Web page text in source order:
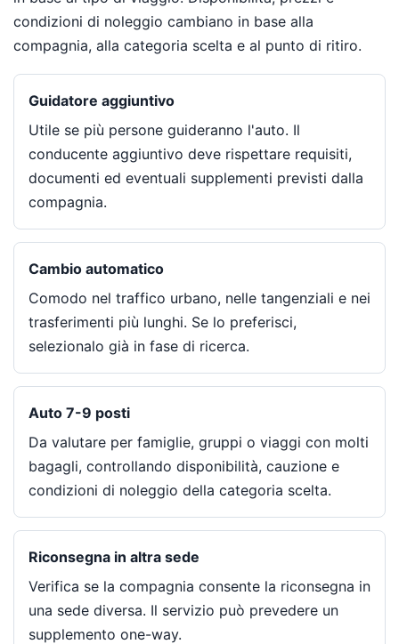
condizioni di noleggio cambiano in base alla
compagnia, alla categoria scelta e al punto di ritiro.
Guidatore aggiuntivo
Utile se più persone guideranno l'auto. Il
conducente aggiuntivo deve rispettare requisiti,
documenti ed eventuali supplementi previsti dalla
compagnia.
Cambio automatico
Comodo nel traffico urbano, nelle tangenziali e nei
trasferimenti più lunghi. Se lo preferisci,
selezionalo già in fase di ricerca.
Auto 7-9 posti
Da valutare per famiglie, gruppi o viaggi con molti
bagagli, controllando disponibilità, cauzione e
condizioni di noleggio della categoria scelta.
Riconsegna in altra sede
Verifica se la compagnia consente la riconsegna in
una sede diversa. Il servizio può prevedere un
supplemento one-way.